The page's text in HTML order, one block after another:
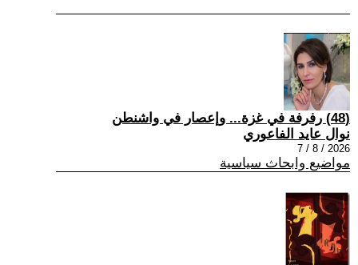
(48) رفرفة في غزة... وإعصار في واشنطن
نوال عايد الفاعوري
2026 / 8 / 7
مواضيع وابحاث سياسية